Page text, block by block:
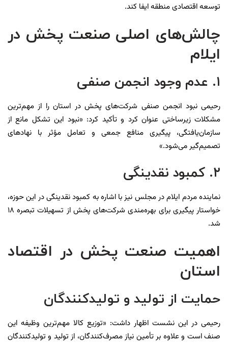
توسعه اقتصادی منطقه ایفا کند.
چالش‌های اصلی صنعت پخش در
ایلام
۱. عدم وجود انجمن صنفی
رحیمی نبود انجمن صنفی شرکت‌های پخش در استان را از مهم‌ترین
مشکلات زیرساختی عنوان کرد و تأکید کرد: «نبود این تشکل مانع از
سازمان‌یافتگی، پیگیری منافع جمعی و تعامل مؤثر با نهادهای
تصمیم‌گیر می‌شود.»
۲. کمبود نقدینگی
نماینده مردم ایلام در مجلس نیز با اشاره به کمبود نقدینگی در این حوزه،
خواستار پیگیری برای بهره‌مندی شرکت‌های پخش از تسهیلات تبصره ۱۸
شد.
اهمیت صنعت پخش در اقتصاد
استان
حمایت از تولید و تولیدکنندگان
رحیمی در این نشست اظهار داشت: «توزیع کالا مهم‌ترین وظیفه این
صنف است و علاوه بر تأمین نیاز مصرف‌کنندگان، از تولید و تولیدکنندگان